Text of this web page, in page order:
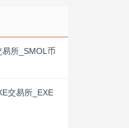
所_SMOL币
交易所_EXE